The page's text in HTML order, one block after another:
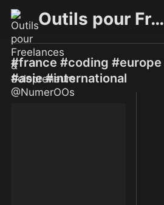
Outils pour Freelances & Solopreneurs @NumerOOs
#france #coding
#asie #international